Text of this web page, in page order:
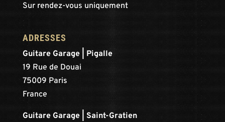
Sur rendez-vous uniquement
ADRESSES
Guitare Garage | Pigalle
19 Rue de Douai
75009 Paris
France
Guitare Garage | Saint-Gratien